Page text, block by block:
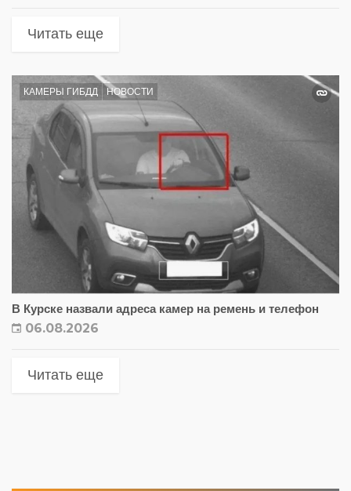
Читать еще
КАМЕРЫ ГИБДД НОВОСТИ
В Курске назвали адреса камер на ремень и телефон
06.08.2026
Читать еще